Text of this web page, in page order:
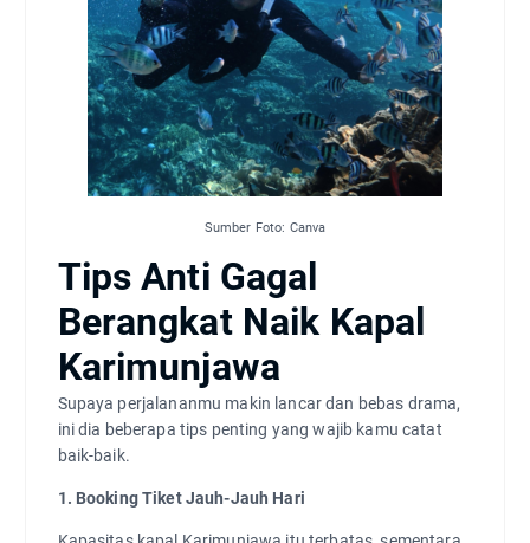
Sumber Foto: Canva
Tips Anti Gagal
Berangkat Naik Kapal
Karimunjawa
Supaya perjalananmu makin lancar dan bebas drama,
ini dia beberapa tips penting yang wajib kamu catat
baik-baik.
1. Booking Tiket Jauh-Jauh Hari